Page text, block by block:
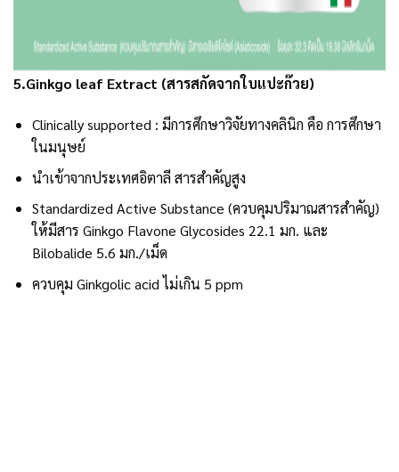
5.Ginkgo leaf Extract (สารสกัดจากใบแปะก๊วย)
Clinically supported : มีการศึกษาวิจัยทางคลินิก คือ การศึกษา
ในมนุษย์
นำเข้าจากประเทศอิตาลี สารสำคัญสูง
Standardized Active Substance (ควบคุมปริมาณสารสำคัญ)
ให้มีสาร Ginkgo Flavone Glycosides 22.1 มก. และ
Bilobalide 5.6 มก./เม็ด
ควบคุม Ginkgolic acid ไม่เกิน 5 ppm